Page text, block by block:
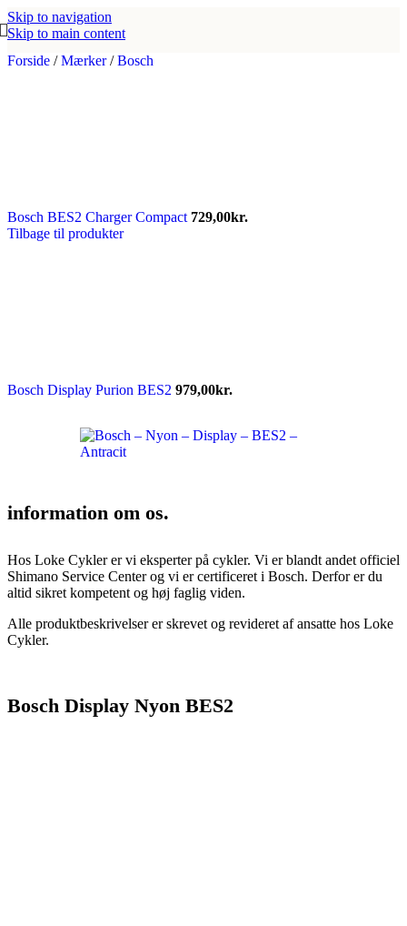
Skip to navigation
Skip to main content
Forside / Mærker/ Bosch
Bosch BES2 Charger Compact 729,00kr.
Tilbage til produkter
Bosch Display Purion BES2 979,00kr.
information om os.
Hos Loke Cykler er vi eksperter på cykler. Vi er blandt andet officiel
Shimano Service Center og vi er certificeret i Bosch. Derfor er du
altid sikret kompetent og høj faglig viden.
Alle produktbeskrivelser er skrevet og revideret af ansatte hos Loke
Cykler.
Bosch Display Nyon BES2